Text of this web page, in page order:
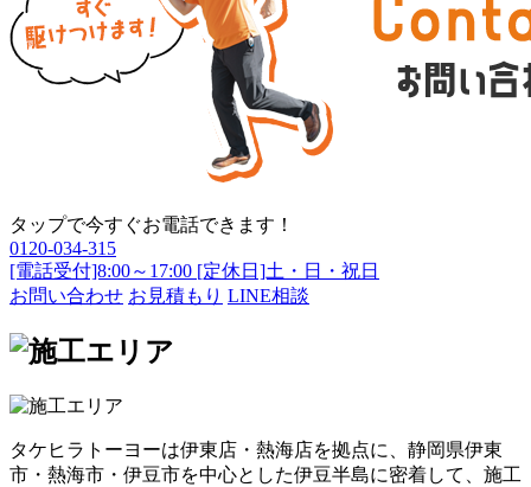
タップで今すぐお電話できます！
0120-034-315
[電話受付]8:00～17:00 [定休日]土・日・祝日
お問い合わせ お見積もり LINE相談
タケヒラトーヨーは伊東店・熱海店を拠点に、静岡県伊東
市・熱海市・伊豆市を中心とした伊豆半島に密着して、施工